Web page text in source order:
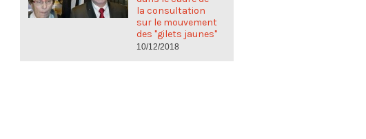
la consultation
sur le mouvement
des "gilets jaunes"
10/12/2018